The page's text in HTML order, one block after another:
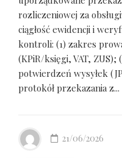
rozliczeniowej za
ciągłość ewidencji i
kontroli: (1) zakres
(KPiR/księgi, VAT,
potwierdzeń wysyłek
protokół przekazania z...
21/06/2026